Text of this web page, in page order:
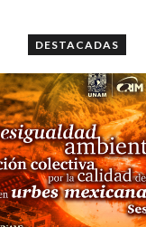
DESTACADAS